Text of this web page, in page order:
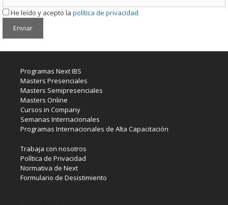
He leído y acepto la política de privacidad
Programas Next IBS
Masters Presenciales
Masters Semipresenciales
Masters Online
Cursos in Company
Semanas Internacionales
Programas Internacionales de Alta Capacitación
Trabaja con nosotros
Política de Privacidad
Normativa de Next
Formulario de Desistimiento